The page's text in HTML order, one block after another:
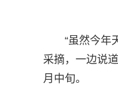
“虽然今年
采摘，一边说
月中旬。